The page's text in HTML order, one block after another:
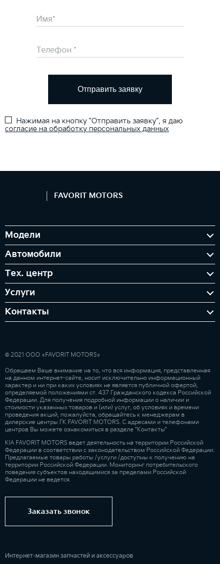
Отправить заявку
Нажимая на кнопку "Отправить заявку", я даю
согласие на обработку персональных данных
FAVORIT MOTORS
Модели
Автомобили
Тех. центр
Услуги
Контакты
© 2021 ООО «FAVORIT MOTORS»
Обращаем Ваше внимание на то, что вся информация, представленная
на данном интернет-сайте, носит исключительно информационный
характер и ни при каких условиях не является публичной офертой,
определяемой положениями ст. 437 Гражданского кодекса Российской
Федерации. Для получения подробной информации о наличии и
стоимости указанных товаров и (или) услуг, об условиях и времени
проведения акций, пожалуйста, обращайтесь к менеджерам в
дилерские центры ГК FAVORIT MOTORS. С адресами и телефонами
центров Вы можете ознакомиться в разделе "Контакты"
KIA FAVORIT MOTORS ведет деятельность на территории Российской
Федерации в соответствии с законодательством Российской Федерации.
Предлагаемые товары работы /услуги /доступны к получению на
территории Российской Федерации. Мониторинг потребительского
поведения субъектов находящимися за пределами Российской
Федерации не ведется.
Заказать звонок
Интернет-магазин запчастей и аксессуаров